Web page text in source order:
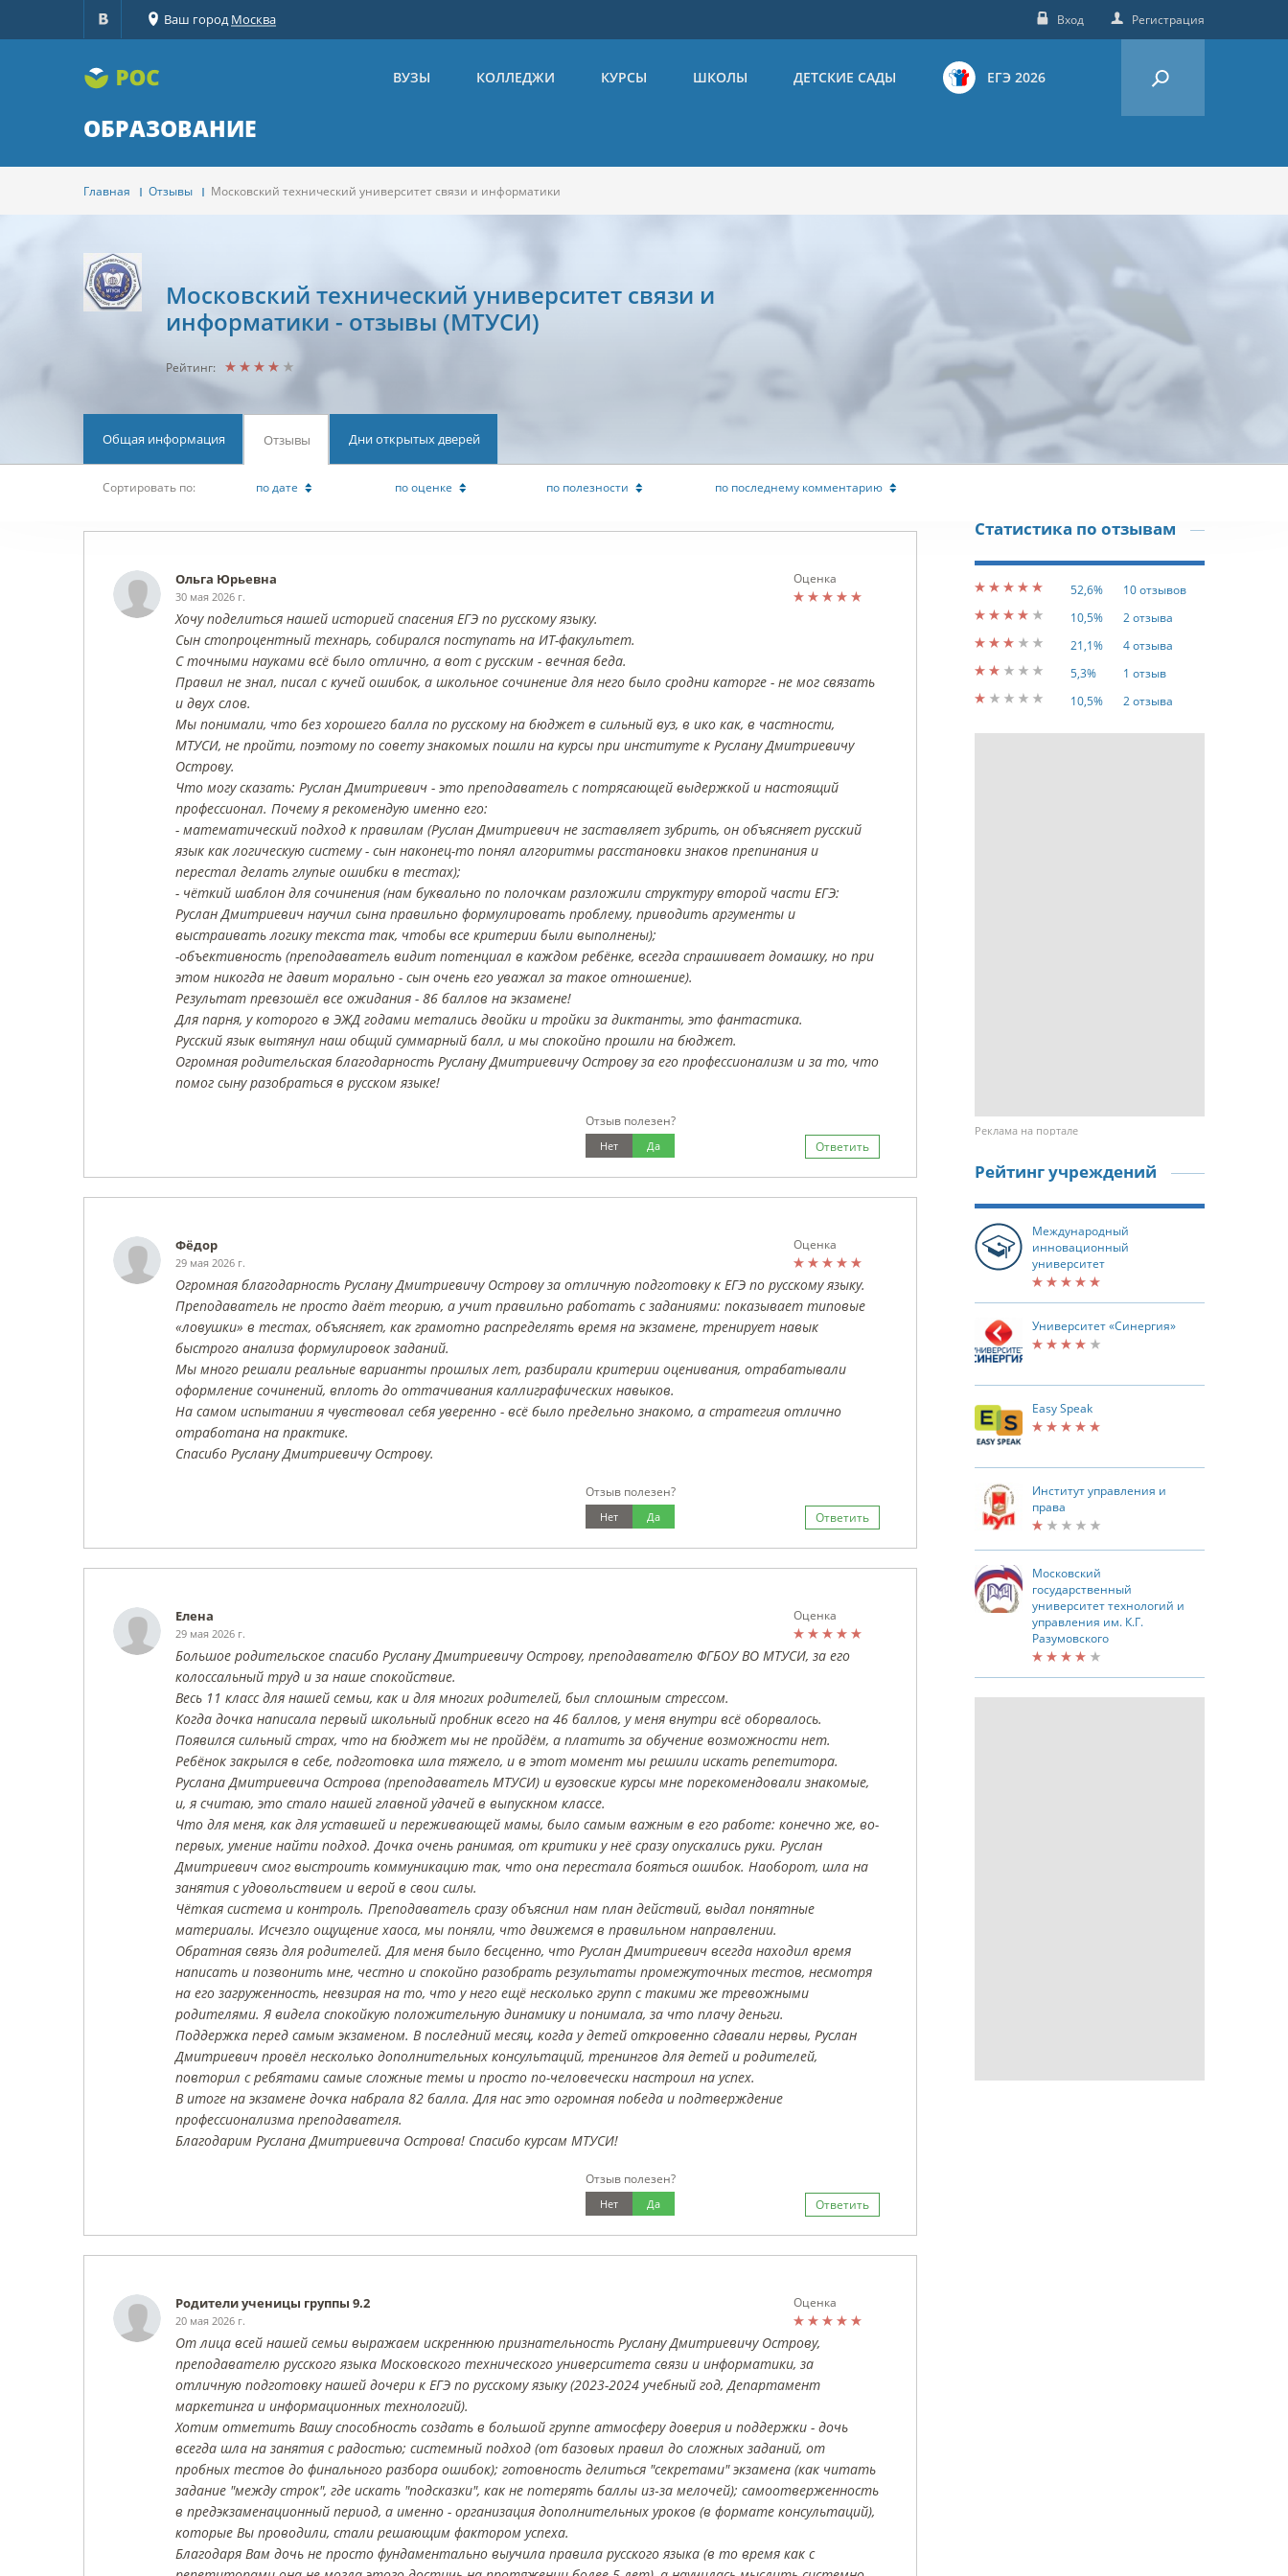
Ваш городМосква Регистрация
Вход
ОБРАЗОВАНИЕ
ВУЗЫ КОЛЛЕДЖИ КУРСЫ ШКОЛЫ ДЕТСКИЕ САДЫ ЕГЭ 2026
Главная Отзывы Московский технический университет связи и информатики
Московский технический университет связи и
информатики - отзывы (МТУСИ)
Рейтинг:
Общая информация Отзывы Дни открытых дверей
Cортировать по: по дате по оценке по полезности по последнему комментарию
Ольга Юрьевна
30 мая 2026 г.
Оценка
Хочу поделиться нашей историей спасения ЕГЭ по русскому языку.
Сын стопроцентный технарь, собирался поступать на ИТ-факультет.
С точными науками всё было отлично, а вот с русским - вечная беда.
Правил не знал, писал с кучей ошибок, а школьное сочинение для него было сродни каторге - не мог связать
и двух слов.
Мы понимали, что без хорошего балла по русскому на бюджет в сильный вуз, в ико как, в частности,
МТУСИ, не пройти, поэтому по совету знакомых пошли на курсы при институте к Руслану Дмитриевичу
Острову.
Что могу сказать: Руслан Дмитриевич - это преподаватель с потрясающей выдержкой и настоящий
профессионал. Почему я рекомендую именно его:
- математический подход к правилам (Руслан Дмитриевич не заставляет зубрить, он объясняет русский
язык как логическую систему - сын наконец-то понял алгоритмы расстановки знаков препинания и
перестал делать глупые ошибки в тестах);
- чёткий шаблон для сочинения (нам буквально по полочкам разложили структуру второй части ЕГЭ:
Руслан Дмитриевич научил сына правильно формулировать проблему, приводить аргументы и
выстраивать логику текста так, чтобы все критерии были выполнены);
-объективность (преподаватель видит потенциал в каждом ребёнке, всегда спрашивает домашку, но при
этом никогда не давит морально - сын очень его уважал за такое отношение).
Результат превзошёл все ожидания - 86 баллов на экзамене!
Для парня, у которого в ЭЖД годами метались двойки и тройки за диктанты, это фантастика.
Русский язык вытянул наш общий суммарный балл, и мы спокойно прошли на бюджет.
Огромная родительская благодарность Руслану Дмитриевичу Острову за его профессионализм и за то, что
помог сыну разобраться в русском языке!
Отзыв полезен?
Нет Да Ответить
Фёдор
29 мая 2026 г.
Оценка
Огромная благодарность Руслану Дмитриевичу Острову за отличную подготовку к ЕГЭ по русскому языку.
Преподаватель не просто даёт теорию, а учит правильно работать с заданиями: показывает типовые
«ловушки» в тестах, объясняет, как грамотно распределять время на экзамене, тренирует навык
быстрого анализа формулировок заданий.
Мы много решали реальные варианты прошлых лет, разбирали критерии оценивания, отрабатывали
оформление сочинений, вплоть до оттачивания каллиграфических навыков.
На самом испытании я чувствовал себя уверенно - всё было предельно знакомо, а стратегия отлично
отработана на практике.
Спасибо Руслану Дмитриевичу Острову.
Отзыв полезен?
Нет Да Ответить
Елена
29 мая 2026 г.
Оценка
Большое родительское спасибо Руслану Дмитриевичу Острову, преподавателю ФГБОУ ВО МТУСИ, за его
колоссальный труд и за наше спокойствие.
Весь 11 класс для нашей семьи, как и для многих родителей, был сплошным стрессом.
Когда дочка написала первый школьный пробник всего на 46 баллов, у меня внутри всё оборвалось.
Появился сильный страх, что на бюджет мы не пройдём, а платить за обучение возможности нет.
Ребёнок закрылся в себе, подготовка шла тяжело, и в этот момент мы решили искать репетитора.
Руслана Дмитриевича Острова (преподаватель МТУСИ) и вузовские курсы мне порекомендовали знакомые,
и, я считаю, это стало нашей главной удачей в выпускном классе.
Что для меня, как для уставшей и переживающей мамы, было самым важным в его работе: конечно же, во-
первых, умение найти подход. Дочка очень ранимая, от критики у неё сразу опускались руки. Руслан
Дмитриевич смог выстроить коммуникацию так, что она перестала бояться ошибок. Наоборот, шла на
занятия с удовольствием и верой в свои силы.
Чёткая система и контроль. Преподаватель сразу объяснил нам план действий, выдал понятные
материалы. Исчезло ощущение хаоса, мы поняли, что движемся в правильном направлении.
Обратная связь для родителей. Для меня было бесценно, что Руслан Дмитриевич всегда находил время
написать и позвонить мне, честно и спокойно разобрать результаты промежуточных тестов, несмотря
на его загруженность, невзирая на то, что у него ещё несколько групп с такими же тревожными
родителями. Я видела спокойкую положительную динамику и понимала, за что плачу деньги.
Поддержка перед самым экзаменом. В последний месяц, когда у детей откровенно сдавали нервы, Руслан
Дмитриевич провёл несколько дополнительных консультаций, тренингов для детей и родителей,
повторил с ребятами самые сложные темы и просто по-человечески настроил на успех.
В итоге на экзамене дочка набрала 82 балла. Для нас это огромная победа и подтверждение
профессионализма преподавателя.
Благодарим Руслана Дмитриевича Острова! Спасибо курсам МТУСИ!
Отзыв полезен?
Нет Да Ответить
Родители ученицы группы 9.2
20 мая 2026 г.
Оценка
От лица всей нашей семьи выражаем искреннюю признательность Руслану Дмитриевичу Острову,
преподавателю русского языка Московского технического университета связи и информатики, за
отличную подготовку нашей дочери к ЕГЭ по русскому языку (2023-2024 учебный год, Департамент
маркетинга и информационных технологий).
Хотим отметить Вашу способность создать в большой группе атмосферу доверия и поддержки - дочь
всегда шла на занятия с радостью; системный подход (от базовых правил до сложных заданий, от
пробных тестов до финального разбора ошибок); готовность делиться "секретами" экзамена (как читать
задание "между строк", где искать "подсказки", как не потерять баллы из‑за мелочей); самоотверженность
в предэкзаменационный период, а именно - организация дополнительных уроков (в формате консультаций),
которые Вы проводили, стали решающим фактором успеха.
Благодаря Вам дочь не просто фундаментально выучила правила русского языка (в то время как с
Статистика по отзывам
52,6%
10 отзывов
10,5%
2 отзыва
21,1%
4 отзыва
5,3%
1 отзыв
10,5%
2 отзыва
Реклама на портале
Рейтинг учреждений
Международный
инновационный
университет
Университет «Синергия»
Easy Speak
Институт управления и
права
Московский
государственный
университет технологий и
управления им. К.Г.
Разумовского